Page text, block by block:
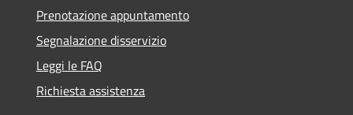
Prenotazione appuntamento
Segnalazione disservizio
Leggi le FAQ
Richiesta assistenza